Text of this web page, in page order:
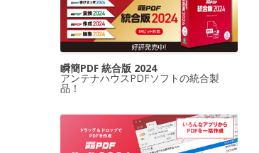
瞬簡PDF 統合版 2024
アンテナハウスPDFソフトの統合製
品！